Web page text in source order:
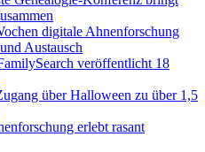
digitale Ahnenforschung
Austausch
veröffentlicht 18
über Halloween zu über 1,5
erlebt rasant